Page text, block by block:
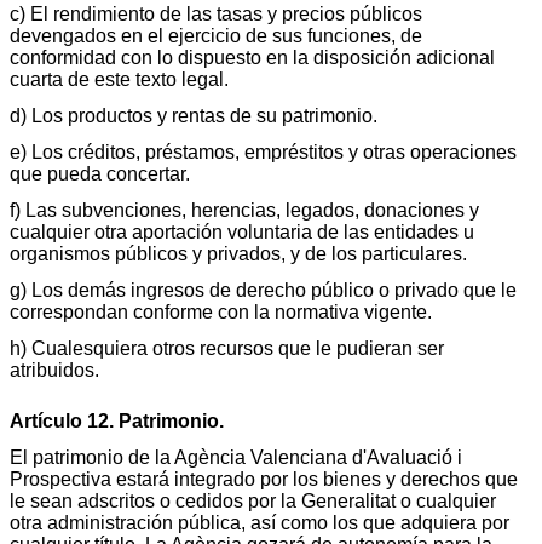
c) El rendimiento de las tasas y precios públicos
devengados en el ejercicio de sus funciones, de
conformidad con lo dispuesto en la disposición adicional
cuarta de este texto legal.
d) Los productos y rentas de su patrimonio.
e) Los créditos, préstamos, empréstitos y otras operaciones
que pueda concertar.
f) Las subvenciones, herencias, legados, donaciones y
cualquier otra aportación voluntaria de las entidades u
organismos públicos y privados, y de los particulares.
g) Los demás ingresos de derecho público o privado que le
correspondan conforme con la normativa vigente.
h) Cualesquiera otros recursos que le pudieran ser
atribuidos.
Artículo 12. Patrimonio.
El patrimonio de la Agència Valenciana d'Avaluació i
Prospectiva estará integrado por los bienes y derechos que
le sean adscritos o cedidos por la Generalitat o cualquier
otra administración pública, así como los que adquiera por